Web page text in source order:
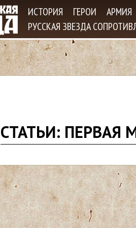
ИСТОРИЯ ГЕРОИ
АРМИЯ
РУССКАЯ ЗВЕЗДА
ы
з
д
СТАТЬИ: ПЕРВАЯ